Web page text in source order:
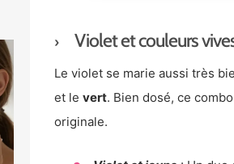
Violet et couleurs
Le violet se marie aussi très
et le vert. Bien dosé, ce
originale.